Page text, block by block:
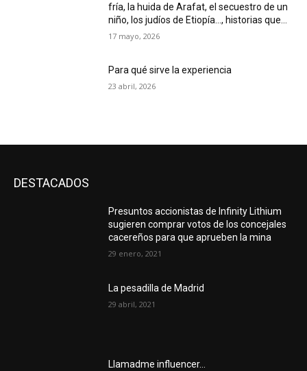
fría, la huida de Arafat, el secuestro de un
niño, los judíos de Etiopía…, historias que...
17 mayo, 2026
Para qué sirve la experiencia
23 abril, 2026
DESTACADOS
Presuntos accionistas de Infinity Lithium
sugieren comprar votos de los concejales
cacereños para que aprueben la mina
29 enero, 2021
La pesadilla de Madrid
29 abril, 2021
Llamadme influencer…